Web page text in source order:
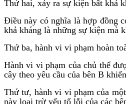
Thứ hai, xảy ra sự kiện bất khả
Điều này có nghĩa là hợp đồng
khả kháng là những sự kiện mà
Thứ ba, hành vi vi phạm hoàn
Hành vi vi phạm của chủ thể
cây theo yêu cầu của bên B
Thứ tư, hành vi vi phạm của
này loại trừ yếu tố lỗi của các